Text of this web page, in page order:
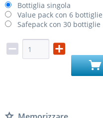
Bottiglia singola
Value pack con 6 bottiglie
Safepack con 30 bottiglie